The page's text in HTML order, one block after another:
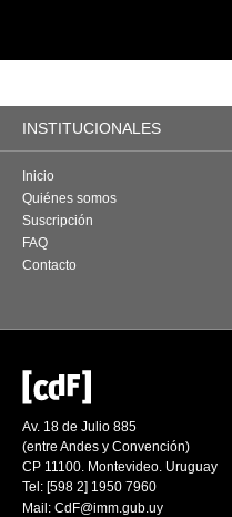
INSTITUCIONALES
Inicio
Quiénes somos
Suscripción
FAQ
Contacto
Av. 18 de Julio 885
(entre Andes y Convención)
CP 11100. Montevideo. Uruguay
Tel: [598 2] 1950 7960
Mail: CdF@imm.gub.uy